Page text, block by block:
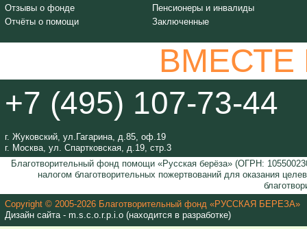
Отзывы о фонде
Отчёты о помощи
Пенсионеры и инвалиды
Заключенные
+7 (495) 107-73-44
г. Жуковский, ул.Гагарина, д.85, оф.19
г. Москва, ул. Спартковская, д.19, стр.3
Благотворительный фонд помощи «Русская берёза» (ОГРН:
налогом благотворительных пожертвований для оказания
Copyright © 2005-2026 Благотворительный фонд «РУССКАЯ БЕРЕЗА»
Дизайн сайта - m.s.c.o.r.p.i.o (находится в разработке)